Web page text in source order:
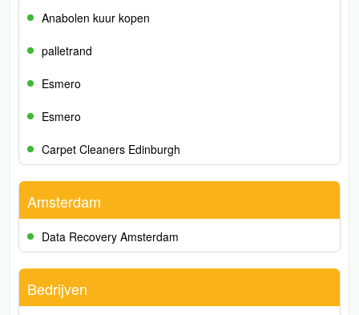
Anabolen kuur kopen
palletrand
Esmero
Esmero
Carpet Cleaners Edinburgh
Amsterdam
Data Recovery Amsterdam
Bedrijven